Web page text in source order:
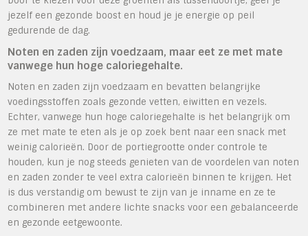
jezelf een gezonde boost en houd je je energie op peil
gedurende de dag.
Noten en zaden zijn voedzaam, maar eet ze met mate
vanwege hun hoge caloriegehalte.
Noten en zaden zijn voedzaam en bevatten belangrijke
voedingsstoffen zoals gezonde vetten, eiwitten en vezels.
Echter, vanwege hun hoge caloriegehalte is het belangrijk om
ze met mate te eten als je op zoek bent naar een snack met
weinig calorieën. Door de portiegrootte onder controle te
houden, kun je nog steeds genieten van de voordelen van noten
en zaden zonder te veel extra calorieën binnen te krijgen. Het
is dus verstandig om bewust te zijn van je inname en ze te
combineren met andere lichte snacks voor een gebalanceerde
en gezonde eetgewoonte.